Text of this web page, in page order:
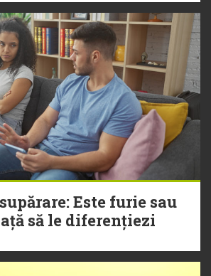
Este furie sau
să le diferențiezi